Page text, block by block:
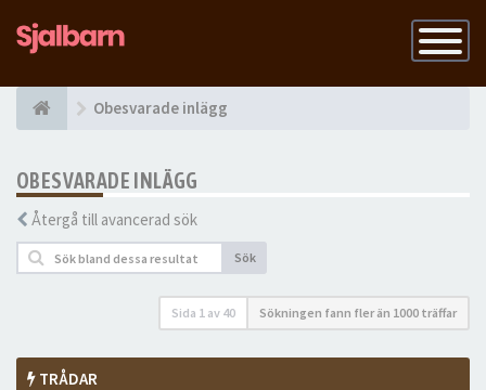
Slå
på
Obesvarade inlägg
OBESVARADE INLÄGG
Återgå till avancerad sök
Sök
Sida 1 av 40 Sökningen fann fler än 1000 träffar
TRÅDAR